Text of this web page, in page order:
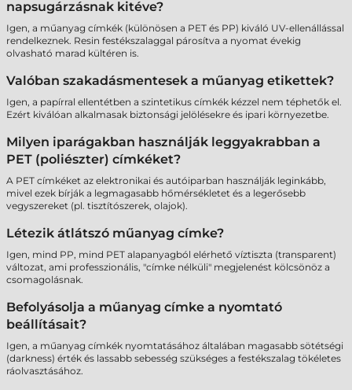
napsugárzásnak kitéve?
Igen, a műanyag címkék (különösen a PET és PP) kiváló UV-ellenállással
rendelkeznek. Resin festékszalaggal párosítva a nyomat évekig
olvasható marad kültéren is.
Valóban szakadásmentesek a műanyag etikettek?
Igen, a papírral ellentétben a szintetikus címkék kézzel nem téphetők el.
Ezért kiválóan alkalmasak biztonsági jelölésekre és ipari környezetbe.
Milyen iparágakban használják leggyakrabban a
PET (poliészter) címkéket?
A PET címkéket az elektronikai és autóiparban használják leginkább,
mivel ezek bírják a legmagasabb hőmérsékletet és a legerősebb
vegyszereket (pl. tisztítószerek, olajok).
Létezik átlátszó műanyag címke?
Igen, mind PP, mind PET alapanyagból elérhető víztiszta (transparent)
változat, ami professzionális, "címke nélküli" megjelenést kölcsönöz a
csomagolásnak.
Befolyásolja a műanyag címke a nyomtató
beállításait?
Igen, a műanyag címkék nyomtatásához általában magasabb sötétségi
(darkness) érték és lassabb sebesség szükséges a festékszalag tökéletes
ráolvasztásához.